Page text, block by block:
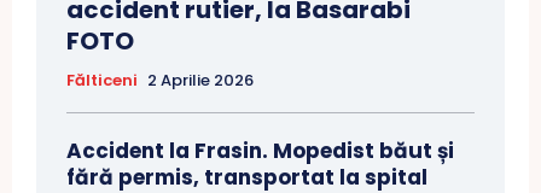
accident rutier, la Basarabi
FOTO
Fălticeni 2 Aprilie 2026
Accident la Frasin. Mopedist băut și
fără permis, transportat la spital